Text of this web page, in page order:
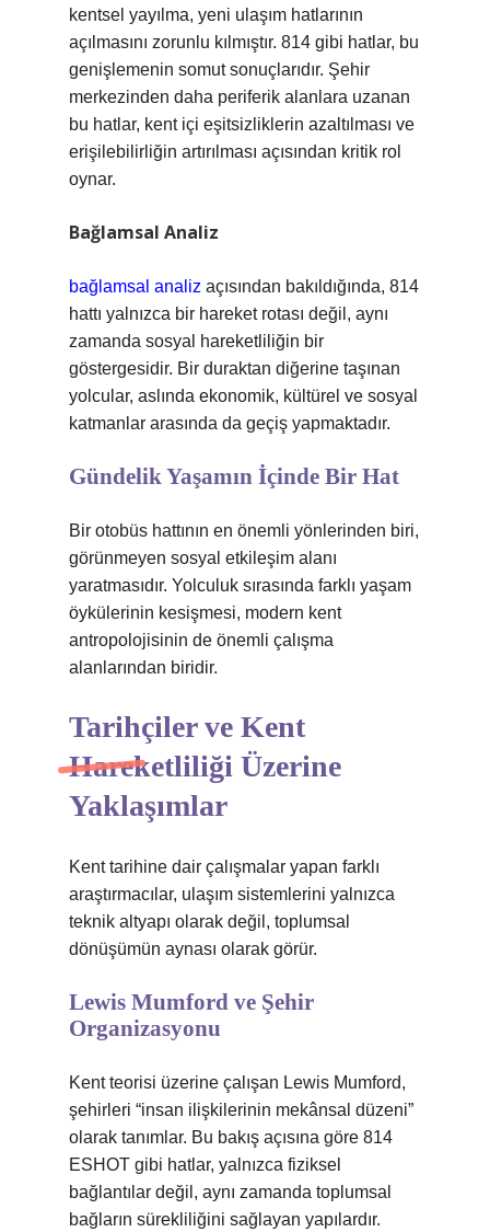
kentsel yayılma, yeni ulaşım hatlarının
açılmasını zorunlu kılmıştır. 814 gibi hatlar, bu
genişlemenin somut sonuçlarıdır. Şehir
merkezinden daha periferik alanlara uzanan
bu hatlar, kent içi eşitsizliklerin azaltılması ve
erişilebilirliğin artırılması açısından kritik rol
oynar.
Bağlamsal Analiz
bağlamsal analiz açısından bakıldığında, 814
hattı yalnızca bir hareket rotası değil, aynı
zamanda sosyal hareketliliğin bir
göstergesidir. Bir duraktan diğerine taşınan
yolcular, aslında ekonomik, kültürel ve sosyal
katmanlar arasında da geçiş yapmaktadır.
Gündelik Yaşamın İçinde Bir Hat
Bir otobüs hattının en önemli yönlerinden biri,
görünmeyen sosyal etkileşim alanı
yaratmasıdır. Yolculuk sırasında farklı yaşam
öykülerinin kesişmesi, modern kent
antropolojisinin de önemli çalışma
alanlarından biridir.
Tarihçiler ve Kent
Hareketliliği Üzerine
Yaklaşımlar
Kent tarihine dair çalışmalar yapan farklı
araştırmacılar, ulaşım sistemlerini yalnızca
teknik altyapı olarak değil, toplumsal
dönüşümün aynası olarak görür.
Lewis Mumford ve Şehir
Organizasyonu
Kent teorisi üzerine çalışan Lewis Mumford,
şehirleri “insan ilişkilerinin mekânsal düzeni”
olarak tanımlar. Bu bakış açısına göre 814
ESHOT gibi hatlar, yalnızca fiziksel
bağlantılar değil, aynı zamanda toplumsal
bağların sürekliliğini sağlayan yapılardır.